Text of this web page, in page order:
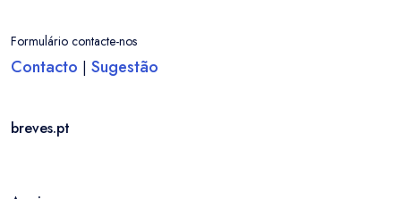
Formulário contacte-nos
Contacto | Sugestão
breves.pt